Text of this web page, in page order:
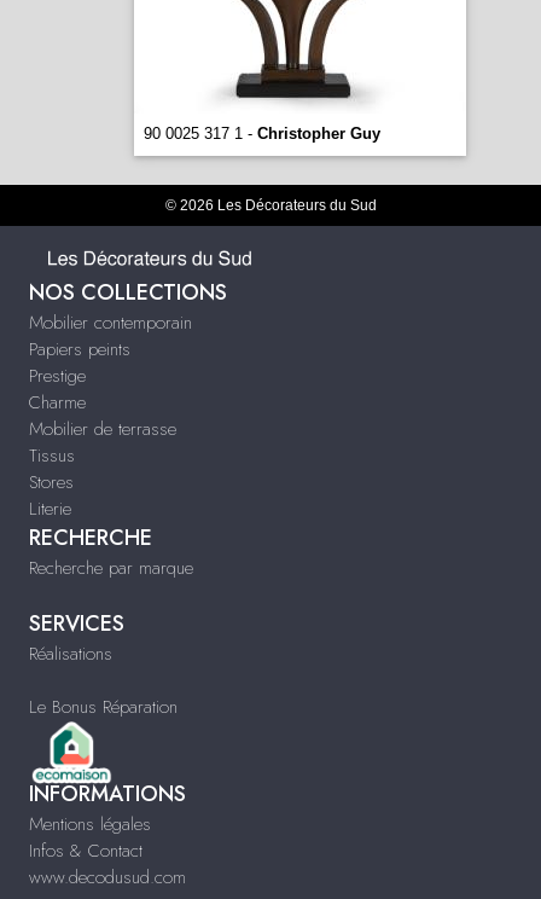
90 0025 317 1 - Christopher Guy
© 2026 Les Décorateurs du Sud
NOS COLLECTIONS
Mobilier contemporain
Papiers peints
Prestige
Charme
Mobilier de terrasse
Tissus
Stores
Literie
RECHERCHE
Recherche par marque
SERVICES
Réalisations
Le Bonus Réparation
INFORMATIONS
Mentions légales
Infos & Contact
www.decodusud.com